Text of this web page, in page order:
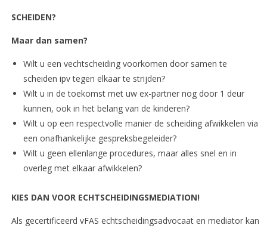
SCHEIDEN?
Maar dan samen?
Wilt u een vechtscheiding voorkomen door samen te
scheiden ipv tegen elkaar te strijden?
Wilt u in de toekomst met uw ex-partner nog door 1 deur
kunnen, ook in het belang van de kinderen?
Wilt u op een respectvolle manier de scheiding afwikkelen via
een onafhankelijke gespreksbegeleider?
Wilt u geen ellenlange procedures, maar alles snel en in
overleg met elkaar afwikkelen?
KIES DAN VOOR ECHTSCHEIDINGSMEDIATION!
Als gecertificeerd vFAS echtscheidingsadvocaat en mediator kan